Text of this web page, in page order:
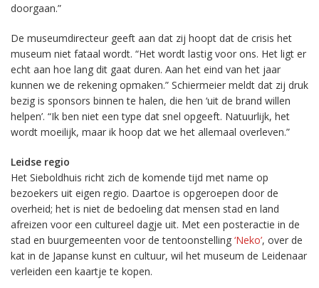
doorgaan.”
De museumdirecteur geeft aan dat zij hoopt dat de crisis het
museum niet fataal wordt. “Het wordt lastig voor ons. Het ligt er
echt aan hoe lang dit gaat duren. Aan het eind van het jaar
kunnen we de rekening opmaken.” Schiermeier meldt dat zij druk
bezig is sponsors binnen te halen, die hen ‘uit de brand willen
helpen’. “Ik ben niet een type dat snel opgeeft. Natuurlijk, het
wordt moeilijk, maar ik hoop dat we het allemaal overleven.”
Leidse regio
Het Sieboldhuis richt zich de komende tijd met name op
bezoekers uit eigen regio. Daartoe is opgeroepen door de
overheid; het is niet de bedoeling dat mensen stad en land
afreizen voor een cultureel dagje uit. Met een posteractie in de
stad en buurgemeenten voor de tentoonstelling ‘Neko’, over de
kat in de Japanse kunst en cultuur, wil het museum de Leidenaar
verleiden een kaartje te kopen.